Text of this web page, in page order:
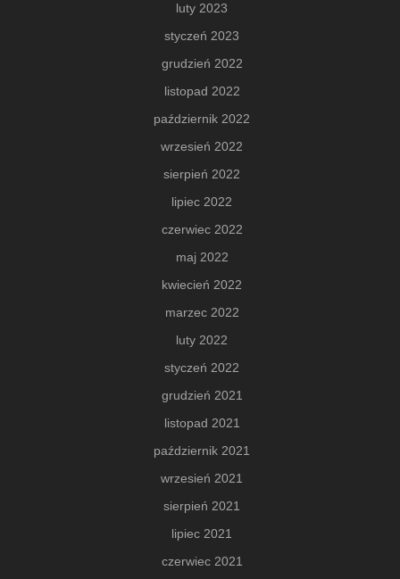
luty 2023
styczeń 2023
grudzień 2022
listopad 2022
październik 2022
wrzesień 2022
sierpień 2022
lipiec 2022
czerwiec 2022
maj 2022
kwiecień 2022
marzec 2022
luty 2022
styczeń 2022
grudzień 2021
listopad 2021
październik 2021
wrzesień 2021
sierpień 2021
lipiec 2021
czerwiec 2021